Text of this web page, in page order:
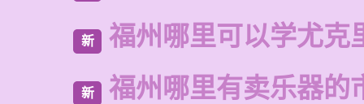
新 福州哪里可以学尤克
新 福州哪里有卖乐器的